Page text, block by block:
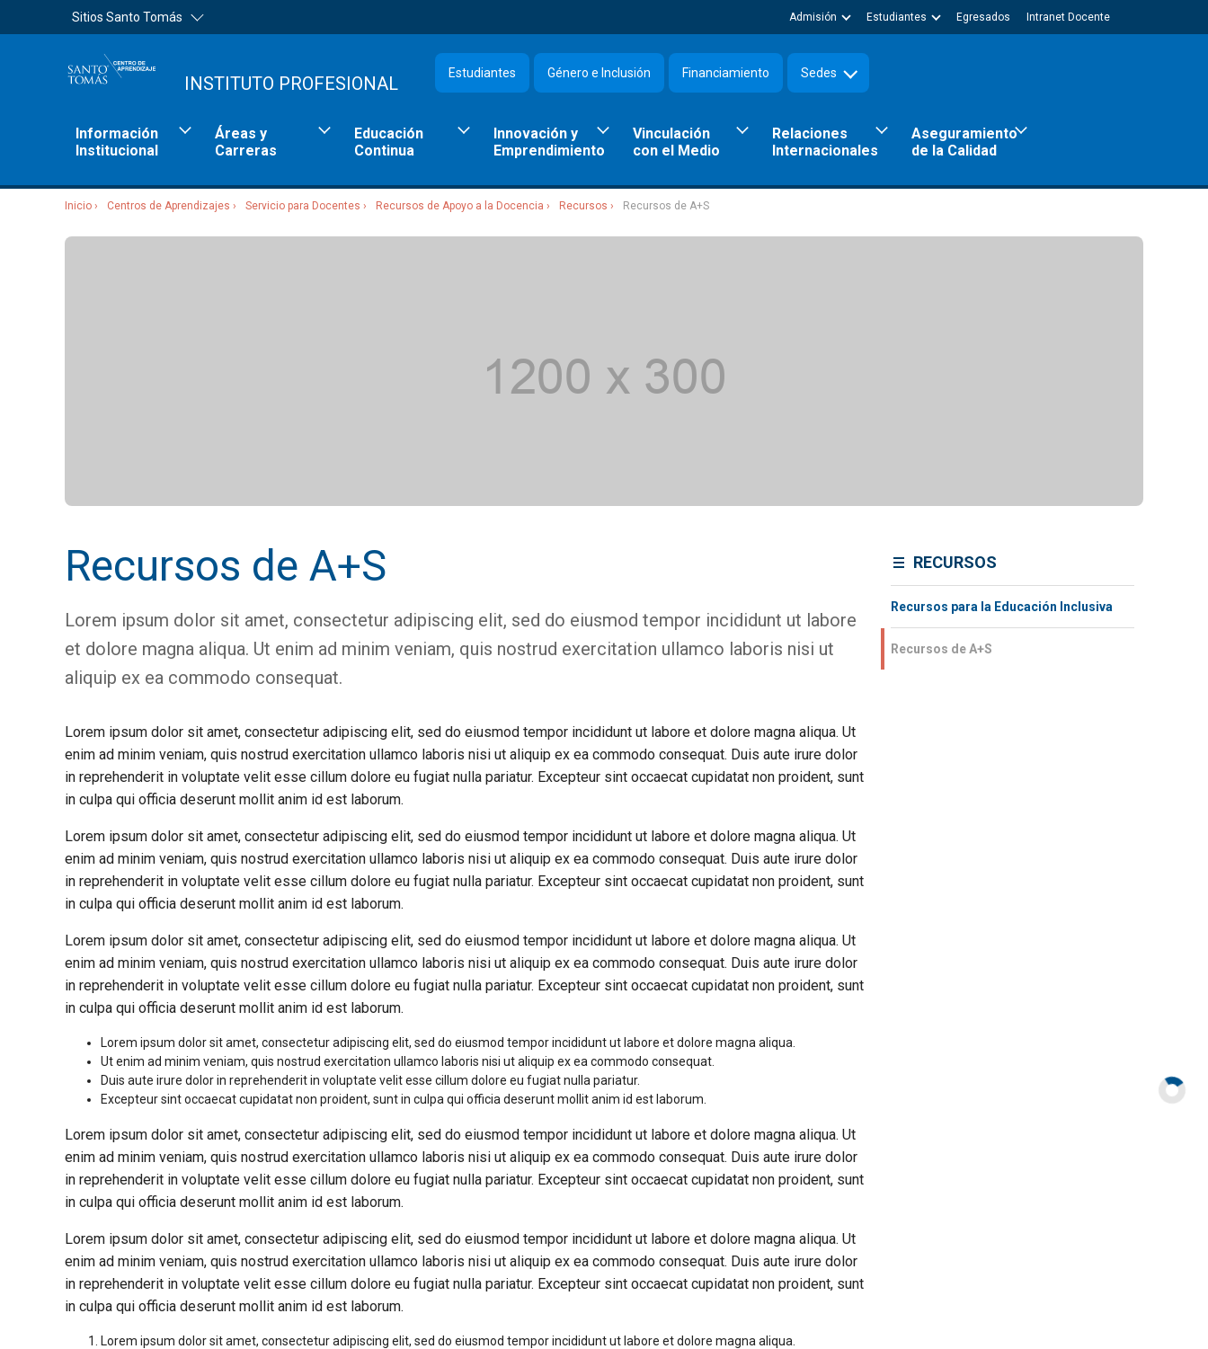
Sitios Santo Tomás Intranet Docente
Egresados
Estudiantes
Admisión
Estudiantes Género e Inclusión Financiamiento Sedes
INSTITUTO PROFESIONAL
Información
Institucional
Áreas y
Carreras
Educación
Continua
Innovación y
Emprendimiento
Vinculación
con el Medio
Relaciones
Internacionales
Aseguramiento
de la Calidad
Inicio Centros de Aprendizajes Servicio para Docentes Recursos de Apoyo a la Docencia Recursos Recursos de A+S
Recursos de A+S
Lorem ipsum dolor sit amet, consectetur adipiscing elit, sed do eiusmod tempor incididunt ut labore
et dolore magna aliqua. Ut enim ad minim veniam, quis nostrud exercitation ullamco laboris nisi ut
aliquip ex ea commodo consequat.
Lorem ipsum dolor sit amet, consectetur adipiscing elit, sed do eiusmod tempor incididunt ut labore et dolore magna aliqua. Ut
enim ad minim veniam, quis nostrud exercitation ullamco laboris nisi ut aliquip ex ea commodo consequat. Duis aute irure dolor
in reprehenderit in voluptate velit esse cillum dolore eu fugiat nulla pariatur. Excepteur sint occaecat cupidatat non proident, sunt
in culpa qui officia deserunt mollit anim id est laborum.
Lorem ipsum dolor sit amet, consectetur adipiscing elit, sed do eiusmod tempor incididunt ut labore et dolore magna aliqua. Ut
enim ad minim veniam, quis nostrud exercitation ullamco laboris nisi ut aliquip ex ea commodo consequat. Duis aute irure dolor
in reprehenderit in voluptate velit esse cillum dolore eu fugiat nulla pariatur. Excepteur sint occaecat cupidatat non proident, sunt
in culpa qui officia deserunt mollit anim id est laborum.
Lorem ipsum dolor sit amet, consectetur adipiscing elit, sed do eiusmod tempor incididunt ut labore et dolore magna aliqua. Ut
enim ad minim veniam, quis nostrud exercitation ullamco laboris nisi ut aliquip ex ea commodo consequat. Duis aute irure dolor
in reprehenderit in voluptate velit esse cillum dolore eu fugiat nulla pariatur. Excepteur sint occaecat cupidatat non proident, sunt
in culpa qui officia deserunt mollit anim id est laborum.
Lorem ipsum dolor sit amet, consectetur adipiscing elit, sed do eiusmod tempor incididunt ut labore et dolore magna aliqua.
Ut enim ad minim veniam, quis nostrud exercitation ullamco laboris nisi ut aliquip ex ea commodo consequat.
Duis aute irure dolor in reprehenderit in voluptate velit esse cillum dolore eu fugiat nulla pariatur.
Excepteur sint occaecat cupidatat non proident, sunt in culpa qui officia deserunt mollit anim id est laborum.
Lorem ipsum dolor sit amet, consectetur adipiscing elit, sed do eiusmod tempor incididunt ut labore et dolore magna aliqua. Ut
enim ad minim veniam, quis nostrud exercitation ullamco laboris nisi ut aliquip ex ea commodo consequat. Duis aute irure dolor
in reprehenderit in voluptate velit esse cillum dolore eu fugiat nulla pariatur. Excepteur sint occaecat cupidatat non proident, sunt
in culpa qui officia deserunt mollit anim id est laborum.
Lorem ipsum dolor sit amet, consectetur adipiscing elit, sed do eiusmod tempor incididunt ut labore et dolore magna aliqua. Ut
enim ad minim veniam, quis nostrud exercitation ullamco laboris nisi ut aliquip ex ea commodo consequat. Duis aute irure dolor
in reprehenderit in voluptate velit esse cillum dolore eu fugiat nulla pariatur. Excepteur sint occaecat cupidatat non proident, sunt
in culpa qui officia deserunt mollit anim id est laborum.
Lorem ipsum dolor sit amet, consectetur adipiscing elit, sed do eiusmod tempor incididunt ut labore et dolore magna aliqua.
RECURSOS
Recursos para la Educación Inclusiva
Recursos de A+S